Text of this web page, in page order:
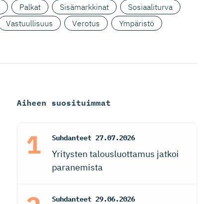
Palkat Sisämarkkinat
Sosiaaliturva
Vastuullisuus Verotus
Ympäristö
Aiheen suosituimmat
Suhdanteet 27.07.2026
Yritysten talousluottamus jatkoi
paranemista
Suhdanteet 29.06.2026